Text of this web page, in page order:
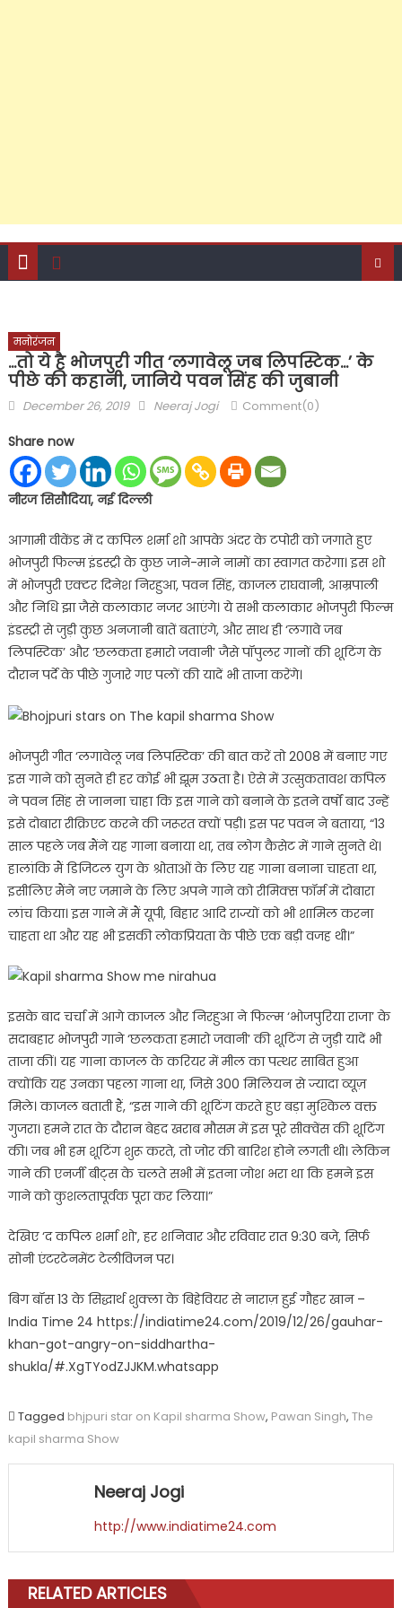
मनोरंजन
…तो ये है भोजपुरी गीत ‘लगावेलू जब लिपस्टिक…’ के
पीछे की कहानी, जानिये पवन सिंह की जुबानी
Posted
December 26, 2019 Author
Neeraj Jogi Comment(0)
Share now
नीरज सिसौदिया, नई दिल्ली
आगामी वीकेंड में द कपिल शर्मा शो आपके अंदर के टपोरी को जगाते हुए
भोजपुरी फिल्म इंडस्ट्री के कुछ जाने-माने नामों का स्वागत करेगा। इस शो
में भोजपुरी एक्टर दिनेश निरहुआ, पवन सिंह, काजल राघवानी, आम्रपाली
और निधि झा जैसे कलाकार नजर आएंगे। ये सभी कलाकार भोजपुरी फिल्म
इंडस्ट्री से जुड़ी कुछ अनजानी बातें बताएंगे, और साथ ही ‘लगावे जब
लिपस्टिक’ और ‘छलकता हमारो जवानी’ जैसे पॉपुलर गानों की शूटिंग के
दौरान पर्दे के पीछे गुजारे गए पलों की यादें भी ताजा करेंगे।
भोजपुरी गीत ‘लगावेलू जब लिपस्टिक’ की बात करें तो 2008 में बनाए गए
इस गाने को सुनते ही हर कोई भी झूम उठता है। ऐसे में उत्सुकतावश कपिल
ने पवन सिंह से जानना चाहा कि इस गाने को बनाने के इतने वर्षों बाद उन्हें
इसे दोबारा रीक्रिएट करने की जरूरत क्यों पड़ी। इस पर पवन ने बताया, “13
साल पहले जब मैंने यह गाना बनाया था, तब लोग कैसेट में गाने सुनते थे।
हालांकि मैं डिजिटल युग के श्रोताओं के लिए यह गाना बनाना चाहता था,
इसीलिए मैंने नए जमाने के लिए अपने गाने को रीमिक्स फॉर्म में दोबारा
लांच किया। इस गाने में मैं यूपी, बिहार आदि राज्यों को भी शामिल करना
चाहता था और यह भी इसकी लोकप्रियता के पीछे एक बड़ी वजह थी।”
इसके बाद चर्चा में आगे काजल और निरहुआ ने फिल्म ‘भोजपुरिया राजा’ के
सदाबहार भोजपुरी गाने ‘छलकता हमारो जवानी’ की शूटिंग से जुड़ी यादें भी
ताजा कीं। यह गाना काजल के करियर में मील का पत्थर साबित हुआ
क्योंकि यह उनका पहला गाना था, जिसे 300 मिलियन से ज्यादा व्यूज़
मिले। काजल बताती हैं, “इस गाने की शूटिंग करते हुए बड़ा मुश्किल वक्त
गुजरा। हमने रात के दौरान बेहद खराब मौसम में इस पूरे सीक्वेंस की शूटिंग
की। जब भी हम शूटिंग शुरू करते, तो जोर की बारिश होने लगती थी। लेकिन
गाने की एनर्जी बीट्स के चलते सभी में इतना जोश भरा था कि हमने इस
गाने को कुशलतापूर्वक पूरा कर लिया।”
देखिए ‘द कपिल शर्मा शो’, हर शनिवार और रविवार रात 9:30 बजे, सिर्फ
सोनी एंटरटेनमेंट टेलीविजन पर।
बिग बॉस 13 के सिद्धार्थ शुक्ला के बिहेवियर से नाराज़ हुई गौहर खान –
India Time 24 https://indiatime24.com/2019/12/26/gauhar-
khan-got-angry-on-siddhartha-
shukla/#.XgTYodZJJKM.whatsapp
Tagged bhjpuri star on Kapil sharma Show, Pawan Singh, The
kapil sharma Show
Neeraj Jogi
http://www.indiatime24.com
RELATED ARTICLES